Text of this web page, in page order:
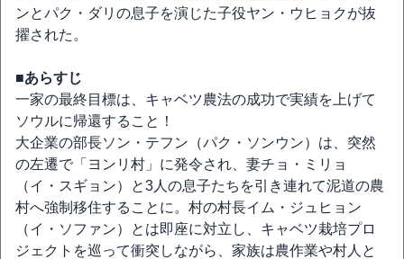
ンとパク・ダリの息子を演じた子役ヤン・ウヒョクが抜
擢された。
■あらすじ
一家の最終目標は、キャベツ農法の成功で実績を上げて
ソウルに帰還すること！
大企業の部長ソン・テフン（パク・ソンウン）は、突然
の左遷で「ヨンリ村」に発令され、妻チョ・ミリョ
（イ・スギョン）と3人の息子たちを引き連れて泥道の農
村へ強制移住することに。村の村長イム・ジュヒョン
（イ・ソファン）とは即座に対立し、キャベツ栽培プロ
ジェクトを巡って衝突しながら、家族は農作業や村人と